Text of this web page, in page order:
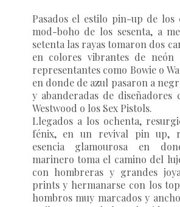
Pasados el estilo pin-up de los
mod-boho de los sesenta, a
setenta las rayas tomaron dos
en colores vibrantes de
representantes como Bowie o
en donde de azul pasaron a
y abanderadas de diseñadores
Westwood o los Sex Pistols.
Llegados a los ochenta,
fénix, en un revival pin up,
esencia glamourosa en
marinero toma el camino del
con hombreras y grandes
prints y hermanarse con los
hombros muy marcados y